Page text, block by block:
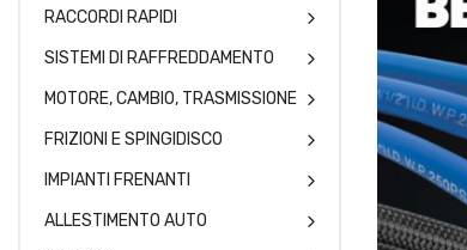
RACCORDI RAPIDI
SISTEMI DI RAFFREDDAMENTO
MOTORE, CAMBIO, TRASMISSIONE
FRIZIONI E SPINGIDISCO
IMPIANTI FRENANTI
ALLESTIMENTO AUTO